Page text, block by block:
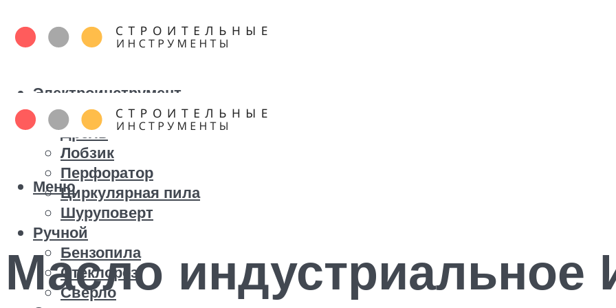
Электроинструмент
Болгарка
Дрель
Лобзик
Перфоратор
Циркулярная пила
Шуруповерт
Ручной
Бензопила
Стеклорез
Сверло
Меню
Масло индустриальное